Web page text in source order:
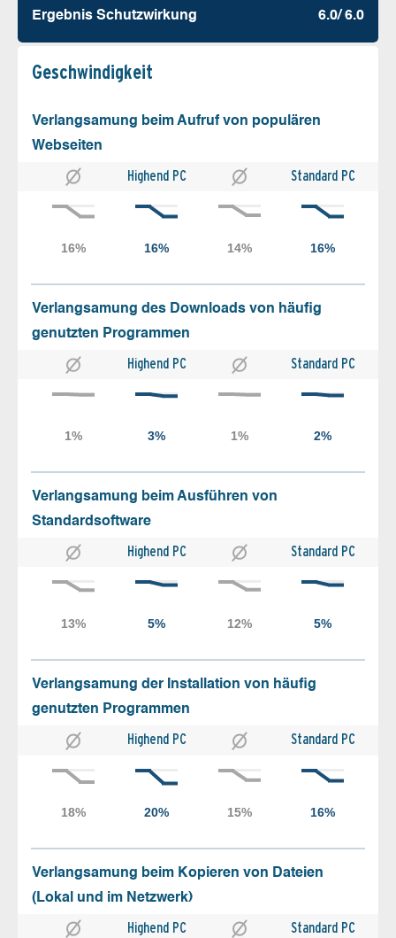
Ergebnis Schutz­wirkung 6.0/ 6.0
Geschw­indigkeit
Verlangsamung beim Aufruf von populären
Webseiten
Highend PC Standard PC
Verlangsamung des Downloads von häufig
genutzten Programmen
Highend PC Standard PC
Verlangsamung beim Ausführen von
Standardsoftware
Highend PC Standard PC
Verlangsamung der Installation von häufig
genutzten Programmen
Highend PC Standard PC
Verlangsamung beim Kopieren von Dateien
(Lokal und im Netzwerk)
Highend PC Standard PC